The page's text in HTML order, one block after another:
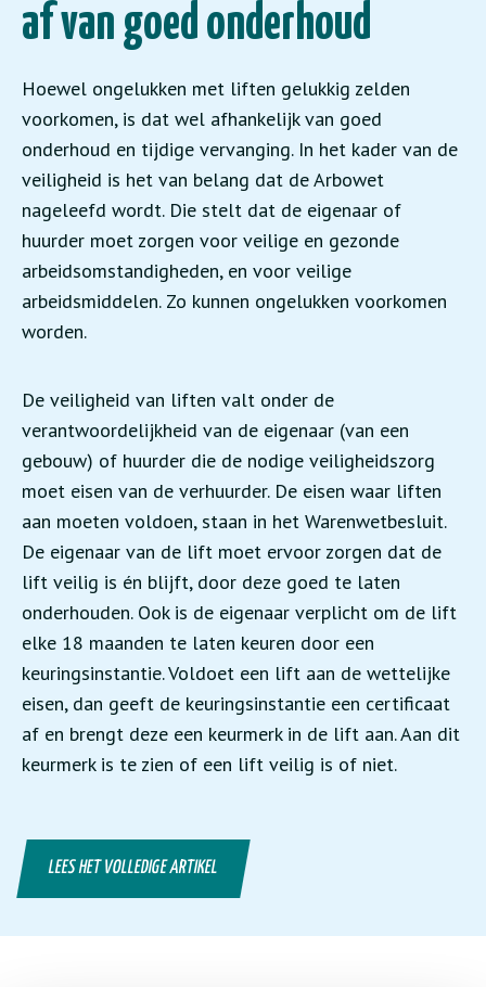
af van goed onderhoud
Hoewel ongelukken met liften gelukkig zelden
voorkomen, is dat wel afhankelijk van goed
onderhoud en tijdige vervanging. In het kader van de
veiligheid is het van belang dat de Arbowet
nageleefd wordt. Die stelt dat de eigenaar of
huurder moet zorgen voor veilige en gezonde
arbeidsomstandigheden, en voor veilige
arbeidsmiddelen. Zo kunnen ongelukken voorkomen
worden.
De veiligheid van liften valt onder de
verantwoordelijkheid van de eigenaar (van een
gebouw) of huurder die de nodige veiligheidszorg
moet eisen van de verhuurder. De eisen waar liften
aan moeten voldoen, staan in het Warenwetbesluit.
De eigenaar van de lift moet ervoor zorgen dat de
lift veilig is én blijft, door deze goed te laten
onderhouden. Ook is de eigenaar verplicht om de lift
elke 18 maanden te laten keuren door een
keuringsinstantie. Voldoet een lift aan de wettelijke
eisen, dan geeft de keuringsinstantie een certificaat
af en brengt deze een keurmerk in de lift aan. Aan dit
keurmerk is te zien of een lift veilig is of niet.
LEES HET VOLLEDIGE ARTIKEL